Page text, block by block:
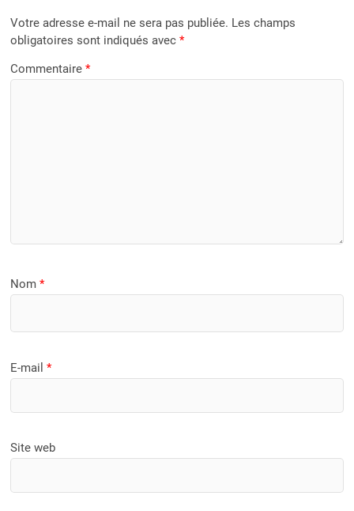
Votre adresse e-mail ne sera pas publiée. Les champs
obligatoires sont indiqués avec*
Commentaire*
Nom*
E-mail*
Site web